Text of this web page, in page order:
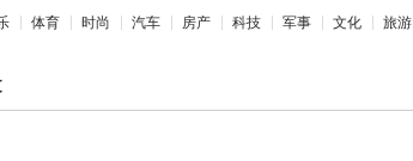
体育 时尚 汽车 房产 科技 军事 文化 旅游